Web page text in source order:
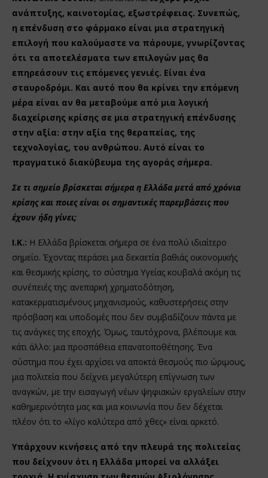
ανάπτυξης, καινοτομίας, εξωστρέφειας. Συνεπώς,
η επένδυση στο φάρμακο είναι μια στρατηγική
επιλογή που καλούμαστε να πάρουμε, γνωρίζοντας
ότι τα αποτελέσματα των επιλογών μας θα
επηρεάσουν τις επόμενες γενιές. Είναι ένα
σταυροδρόμι. Και αυτό που θα κρίνει την επόμενη
μέρα είναι αν θα μεταβούμε από μια λογική
διαχείρισης κρίσης σε μια στρατηγική επένδυσης
στην αξία: στην αξία της θεραπείας, της
τεχνολογίας, του ανθρώπου. Αυτό είναι το
πραγματικό διακύβευμα της αγοράς σήμερα.
Σε τι σημείο βρίσκεται σήμερα η Ελλάδα μετά από χρόνια
κρίσης και ποιες είναι οι σημαντικές παρεμβάσεις που
έχουν ήδη γίνει;
Ι.Κ.: Η Ελλάδα βρίσκεται σήμερα σε ένα πολύ ιδιαίτερο
σημείο. Έχοντας περάσει μια δεκαετία βαθιάς οικονομικής
και θεσμικής κρίσης, το σύστημα Υγείας κουβαλά ακόμη τις
συνέπειές της: ανεπαρκή χρηματοδότηση,
κατακερματισμένους μηχανισμούς, καθυστερήσεις στην
πρόσβαση και υποδομές που δεν συμβαδίζουν πάντα με
τις ανάγκες της εποχής. Όμως, ταυτόχρονα, βλέπουμε και
κάτι άλλο: μια προσπάθεια επανατοποθέτησης. Ένα
σύστημα που έχει αρχίσει να αποκτά θεσμούς πιο ώριμους,
μια πολιτεία που δείχνει μεγαλύτερη επίγνωση των
αναγκών, με την εισαγωγή νέων ψηφιακών εργαλείων στην
καθημερινότητα μας και μια κοινωνία που δεν δέχεται
πλέον ότι το «λίγο καλύτερα από χθες» είναι αρκετό.
Υπάρχουν κινήσεις από την πλευρά της πολιτείας
που δείχνουν ότι η Ελλάδα μπορεί να αλλάξει